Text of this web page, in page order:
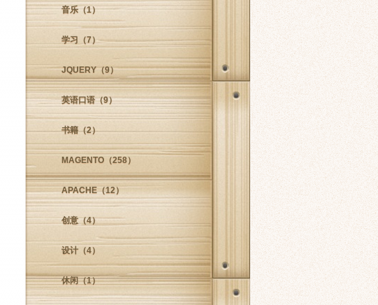
音乐 （1）
学习 （7）
JQUERY（9）
英语口语（9）
书籍（2）
MAGENTO （258）
APACHE（12）
创意（4）
设计 （4）
休闲（1）